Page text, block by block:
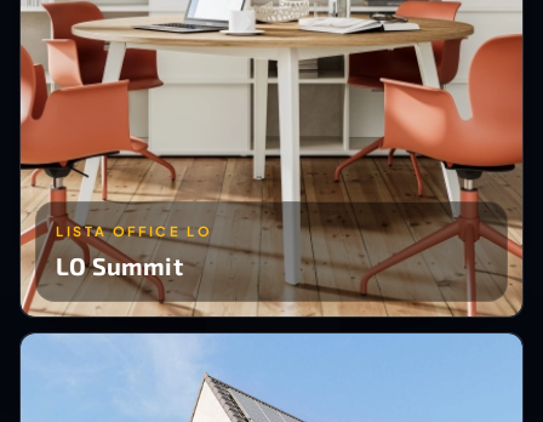
LISTA OFFICE LO
LO Summit